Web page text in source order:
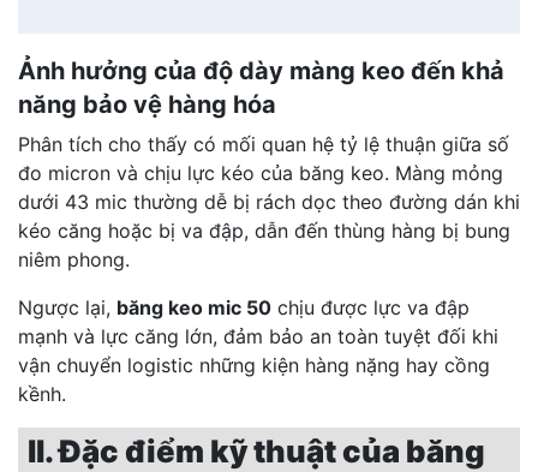
Ảnh hưởng của độ dày màng keo đến khả
năng bảo vệ hàng hóa
Phân tích cho thấy có mối quan hệ tỷ lệ thuận giữa số
đo micron và chịu lực kéo của băng keo. Màng mỏng
dưới 43 mic thường dễ bị rách dọc theo đường dán khi
kéo căng hoặc bị va đập, dẫn đến thùng hàng bị bung
niêm phong.
Ngược lại, băng keo mic 50 chịu được lực va đập
mạnh và lực căng lớn, đảm bảo an toàn tuyệt đối khi
vận chuyển logistic những kiện hàng nặng hay cồng
kềnh.
II. Đặc điểm kỹ thuật của băng